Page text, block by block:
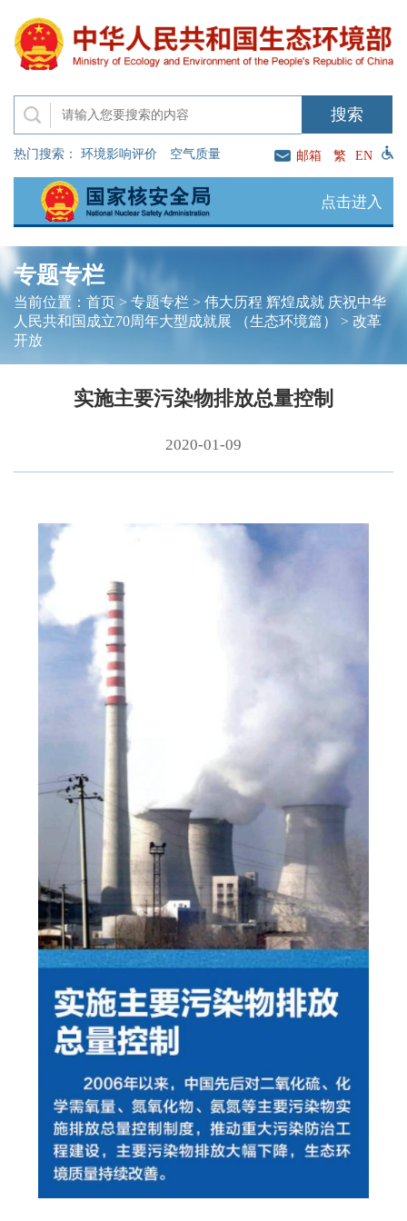
热门搜索： 环境影响评价 空气质量 邮箱 繁 EN
点击进入
专题专栏
当前位置： 首页> 专题专栏 > 伟大历程 辉煌成就 庆祝中华
人民共和国成立70周年大型成就展 （生态环境篇）
> 改革
开放
实施主要污染物排放总量控制
2020-01-09